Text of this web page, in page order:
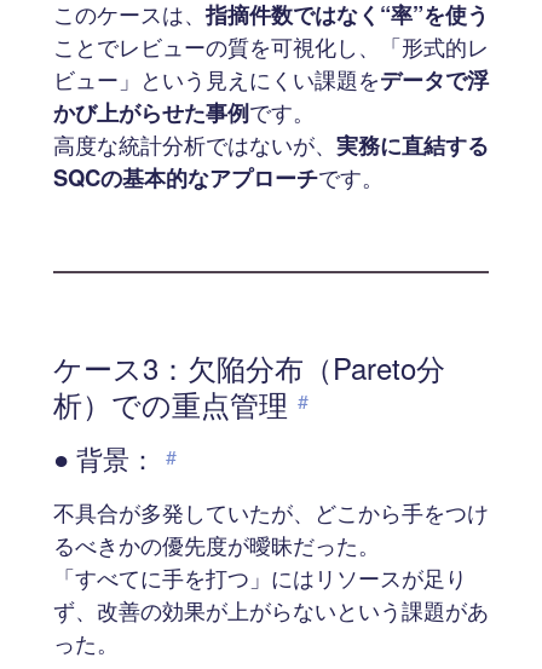
このケースは、指摘件数ではなく“率”を使う
ことでレビューの質を可視化し、「形式的レ
ビュー」という見えにくい課題をデータで浮
かび上がらせた事例です。
高度な統計分析ではないが、 実務に直結する
SQCの基本的なアプローチです。
ケース3：欠陥分布（Pareto分
析）での重点管理 #
● 背景： #
不具合が多発していたが、どこから手をつけ
るべきかの優先度が曖昧だった。
「すべてに手を打つ」にはリソースが足り
ず、改善の効果が上がらないという課題があ
った。